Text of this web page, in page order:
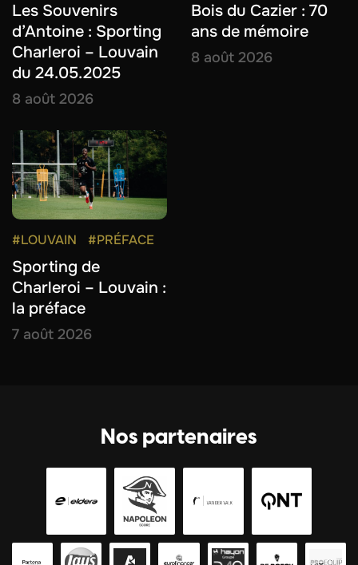
Les Souvenirs
d’Antoine : Sporting
Charleroi – Louvain
du 24.05.2025
8 août 2026
Bois du Cazier : 70
ans de mémoire
8 août 2026
#LOUVAIN #PRÉFACE
Sporting de
Charleroi – Louvain :
la préface
7 août 2026
Nos partenaires